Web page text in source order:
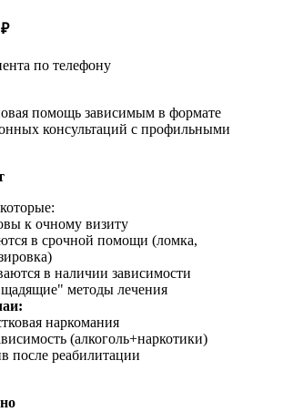
по телефону
помощь зависимым в формате
консультаций с профильными
которые:
к очному визиту
в срочной помощи (ломка,
в наличии зависимости
методы лечения
наркомания
(алкоголь+наркотики)
после реабилитации